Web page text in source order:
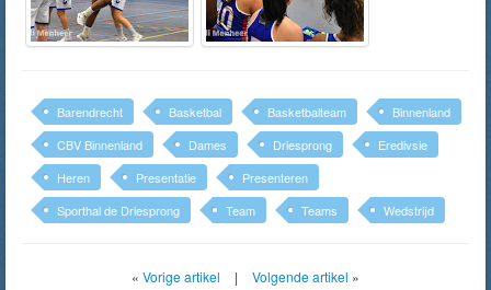
Barendrecht Basketbal Basketbalteam
Binnenland
CBV Binnenland
Dames Driesprong
Eredivsie
Heren
Presentatie
Presenteren
Sporthal de Driesprong
Team Teams Wedstrijd
« Vorige artikel | Volgende artikel »